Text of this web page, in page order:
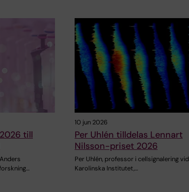
till
10 jun 2026
Per Uhlén tilldelas Lennart
Nilsson-priset 2026
Per Uhlén, professor i cellsignalering vid
Karolinska Institutet,…